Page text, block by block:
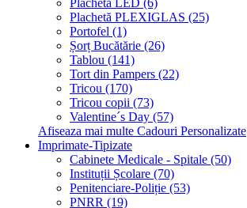
Plachetă LED (6)
Plachetă PLEXIGLAS (25)
Portofel (1)
Șorț Bucătărie (26)
Tablou (141)
Tort din Pampers (22)
Tricou (170)
Tricou copii (73)
Valentine´s Day (57)
Afiseaza mai multe Cadouri Personalizate
Imprimate-Tipizate
Cabinete Medicale - Spitale (50)
Instituții Școlare (70)
Penitenciare-Poliție (53)
PNRR (19)